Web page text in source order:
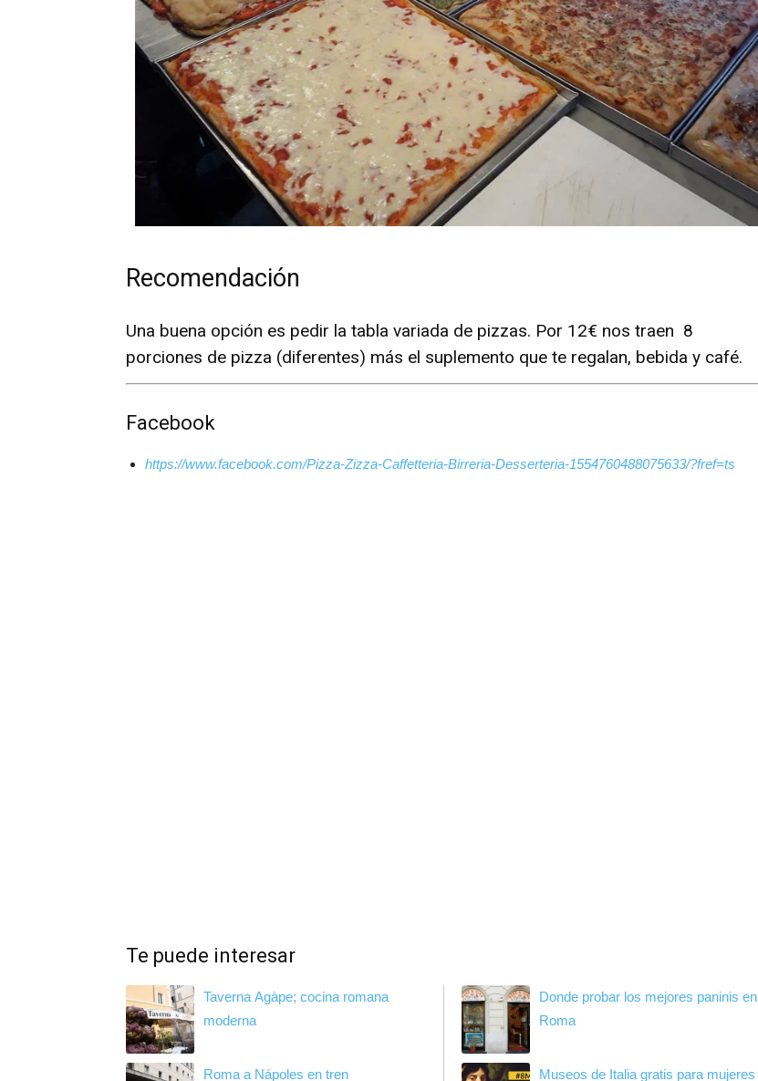
Recomendación
Una buena opción es pedir la tabla variada de pizzas. Por 12€ nos traen 8
porciones de pizza (diferentes) más el suplemento que te regalan, bebida y café.
Facebook
https://www.facebook.com/Pizza-Zizza-Caffetteria-Birreria-Desserteria-1554760488075633/?fref=ts
Te puede interesar
Taverna Agàpe; cocina romana
moderna
Roma a Nápoles en tren
Donde probar los mejores paninis en
Roma
Museos de Italia gratis para mujeres